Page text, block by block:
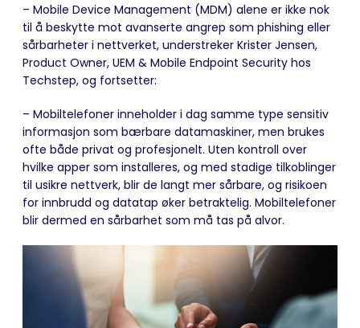
– Mobile Device Management (MDM) alene er ikke nok
til å beskytte mot avanserte angrep som phishing eller
sårbarheter i nettverket, understreker Krister Jensen,
Product Owner, UEM & Mobile Endpoint Security hos
Techstep, og fortsetter:
– Mobiltelefoner inneholder i dag samme type sensitiv
informasjon som bærbare datamaskiner, men brukes
ofte både privat og profesjonelt. Uten kontroll over
hvilke apper som installeres, og med stadige tilkoblinger
til usikre nettverk, blir de langt mer sårbare, og risikoen
for innbrudd og datatap øker betraktelig. Mobiltelefoner
blir dermed en sårbarhet som må tas på alvor.